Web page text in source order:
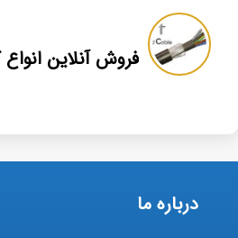
فروش آنلاین
درباره ما